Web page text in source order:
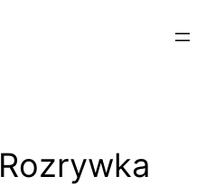
Rozrywka